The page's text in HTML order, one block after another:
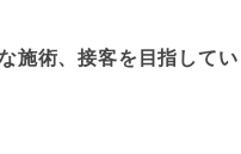
施術、接客を目指して